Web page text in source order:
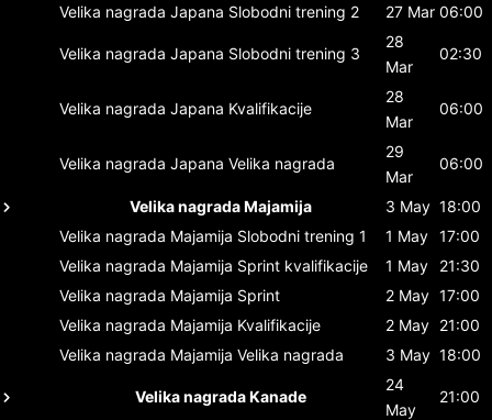
Velika nagrada Japana Slobodni trening 2 27 Mar 06:00
Velika nagrada Japana Slobodni trening 3
28
Mar
02:30
Velika nagrada Japana Kvalifikacije
28
Mar
06:00
Velika nagrada Japana Velika nagrada
29
Mar
06:00
Velika nagrada Majamija 3 May 18:00
Velika nagrada Majamija Slobodni trening 1 1 May 17:00
Velika nagrada Majamija Sprint kvalifikacije 1 May
21:30
Velika nagrada Majamija Sprint 2 May 17:00
Velika nagrada Majamija Kvalifikacije 2 May 21:00
Velika nagrada Majamija Velika nagrada 3 May 18:00
Velika nagrada Kanade
24
May
21:00